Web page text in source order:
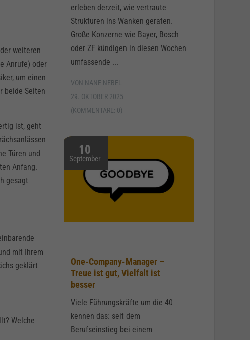
weiteren
Anrufe) oder
um einen
beide Seiten
ist, geht
Türen und
Anfang.
gesagt
mit Ihrem
geklärt
Welche
erleben derzeit, wie vertraute
Strukturen ins Wanken geraten.
Große Konzerne wie Bayer, Bosch
oder ZF kündigen in diesen Wochen
umfassende ...
VON NANE NEBEL
29. OKTOBER 2025
(KOMMENTARE: 0)
10
September
One-Company-Manager –
Treue ist gut, Vielfalt ist
besser
Viele Führungskräfte um die 40
kennen das: seit dem
Berufseinstieg bei einem